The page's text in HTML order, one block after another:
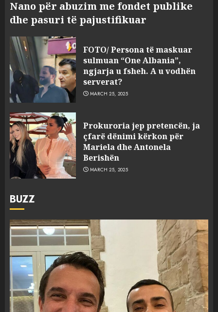
Nano për abuzim me fondet publike
dhe pasuri të pajustifikuar
FOTO/ Persona të maskuar
sulmuan “One Albania”,
ngjarja u fsheh. A u vodhën
serverat?
MARCH 25, 2025
Prokuroria jep pretencën, ja
çfarë dënimi kërkon për
Mariela dhe Antonela
Berishën
MARCH 25, 2025
BUZZ